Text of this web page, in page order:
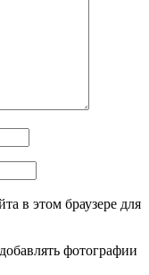
в этом браузере для
фотографии